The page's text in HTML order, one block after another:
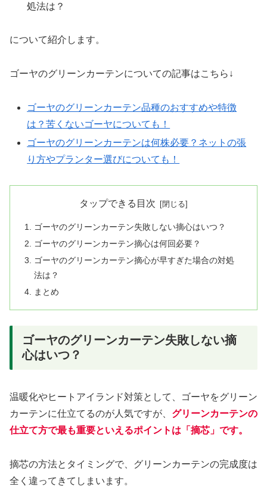
処法は？
について紹介します。
ゴーヤのグリーンカーテンについての記事はこちら↓
ゴーヤのグリーンカーテン品種のおすすめや特徴
は？苦くないゴーヤについても！
ゴーヤのグリーンカーテンは何株必要？ネットの張
り方やプランター選びについても！
タップできる目次
ゴーヤのグリーンカーテン失敗しない摘心はいつ？
ゴーヤのグリーンカーテン摘心は何回必要？
ゴーヤのグリーンカーテン摘心が早すぎた場合の対処
法は？
まとめ
ゴーヤのグリーンカーテン失敗しない摘
心はいつ？
温暖化やヒートアイランド対策として、ゴーヤをグリーン
カーテンに仕立てるのが人気ですが、 グリーンカーテンの
仕立て方で最も重要といえるポイントは「摘芯」です。
摘芯の方法とタイミングで、グリーンカーテンの完成度は
全く違ってきてしまいます。